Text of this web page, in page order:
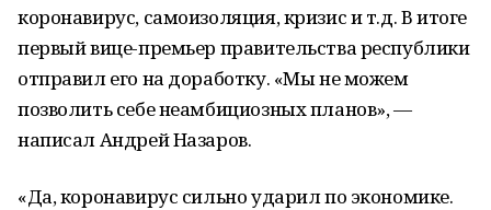
коронавирус, самоизоляция, кризис и т.д. В итоге
первый вице-премьер правительства республики
отправил его на доработку. «Мы не можем
позволить себе неамбициозных планов», —
написал Андрей Назаров.
«Да, коронавирус сильно ударил по экономике.